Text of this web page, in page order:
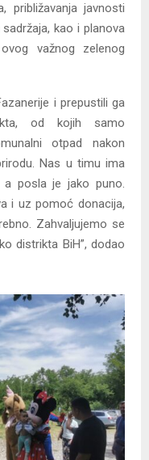
približavanja javnosti
kao i planova
važnog zelenog
i prepustili ga
od kojih samo
otpad nakon
Nas u timu ima
posla je jako puno.
i uz pomoć donacija,
Zahvaljujemo se
distrikta BiH”, dodao